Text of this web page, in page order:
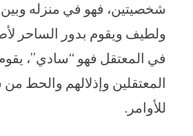
شخصيتين، فهو في منزله وبين
ولطيف ويقوم بدور الساحر
في المعتقل فهو “سادي”،
المعتقلين وإذلالهم والحط
للأوامر.